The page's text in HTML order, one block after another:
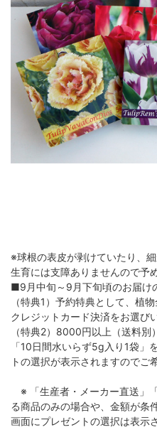
※球根の表皮が剥けていたり、
生育には支障ありませんので予
■9月中旬～9月下旬頃のお届け
（特典1）予約特典として、植
クレジットカード決済をお選び
（特典2）8000円以上（送料
「10日間水いらず5g入り1袋」
トの選択が表示されますのでご
※ 「生産者・メーカー直送」
る商品のみの場合や、金額が条
画面にプレゼントの選択は表示